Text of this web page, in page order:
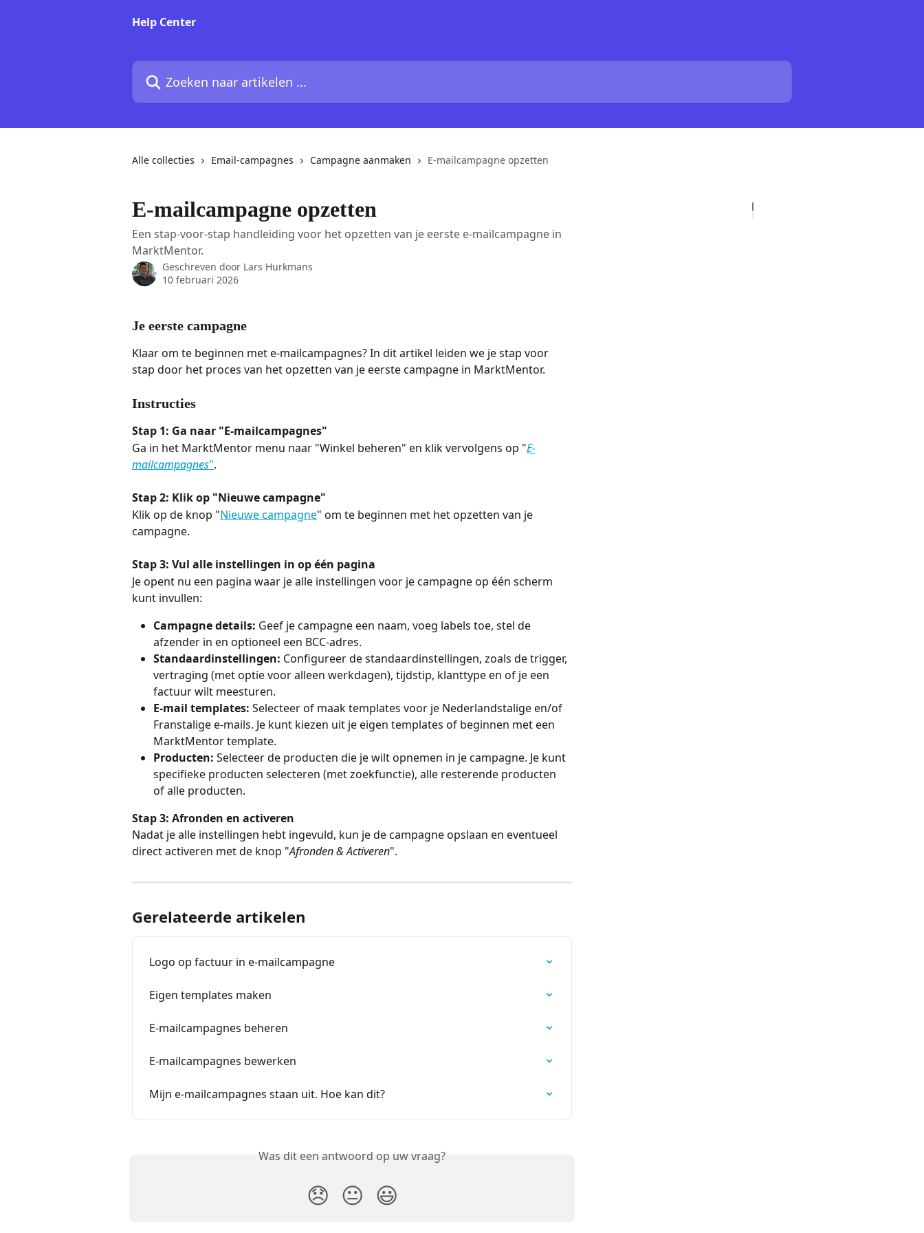
Help Center
Zoeken naar artikelen ...
Alle collecties Email-campagnes Campagne aanmaken E-mailcampagne opzetten
E-mailcampagne opzetten
Een stap-voor-stap handleiding voor het opzetten van je eerste e-mailcampagne in
MarktMentor.
Geschreven door Lars Hurkmans
10 februari 2026
Je eerste campagne
Klaar om te beginnen met e-mailcampagnes? In dit artikel leiden we je stap voor
stap door het proces van het opzetten van je eerste campagne in MarktMentor.
Instructies
Stap 1: Ga naar "E-mailcampagnes"
Ga in het MarktMentor menu naar "Winkel beheren" en klik vervolgens op "E-
mailcampagnes".
Stap 2: Klik op "Nieuwe campagne"
Klik op de knop "Nieuwe campagne" om te beginnen met het opzetten van je
campagne.
Stap 3: Vul alle instellingen in op één pagina
Je opent nu een pagina waar je alle instellingen voor je campagne op één scherm
kunt invullen:
Campagne details: Geef je campagne een naam, voeg labels toe, stel de
afzender in en optioneel een BCC-adres.
Standaardinstellingen: Configureer de standaardinstellingen, zoals de trigger,
vertraging (met optie voor alleen werkdagen), tijdstip, klanttype en of je een
factuur wilt meesturen.
E-mail templates: Selecteer of maak templates voor je Nederlandstalige en/of
Franstalige e-mails. Je kunt kiezen uit je eigen templates of beginnen met een
MarktMentor template.
Producten: Selecteer de producten die je wilt opnemen in je campagne. Je kunt
specifieke producten selecteren (met zoekfunctie), alle resterende producten
of alle producten.
Stap 3: Afronden en activeren
Nadat je alle instellingen hebt ingevuld, kun je de campagne opslaan en eventueel
direct activeren met de knop "Afronden & Activeren".
Gerelateerde artikelen
Logo op factuur in e-mailcampagne
Eigen templates maken
E-mailcampagnes beheren
E-mailcampagnes bewerken
Mijn e-mailcampagnes staan uit. Hoe kan dit?
Was dit een antwoord op uw vraag?
😞 😐 😃